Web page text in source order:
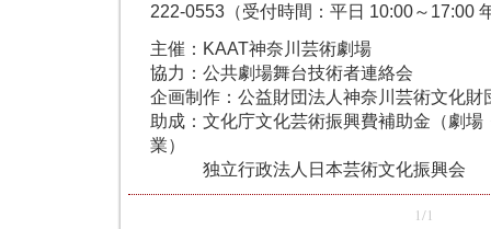
222-0553（受付時間：平日 10:00～17:00
主催：KAAT神奈川芸術劇場
協力：公共劇場舞台技術者連絡会
企画制作：公益財団法人神奈川芸術文化財
助成：文化庁文化芸術振興費補助金（劇
業）
独立行政法人日本芸術文化振興会
1/1